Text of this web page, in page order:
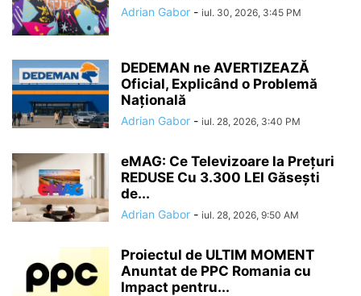
Adrian Gabor - iul. 30, 2026, 3:45 PM
DEDEMAN ne AVERTIZEAZĂ
Oficial, Explicând o Problemă
Națională
Adrian Gabor - iul. 28, 2026, 3:40 PM
eMAG: Ce Televizoare la Prețuri
REDUSE Cu 3.300 LEI Găsești
de...
Adrian Gabor - iul. 28, 2026, 9:50 AM
Proiectul de ULTIM MOMENT
Anuntat de PPC Romania cu
Impact pentru...